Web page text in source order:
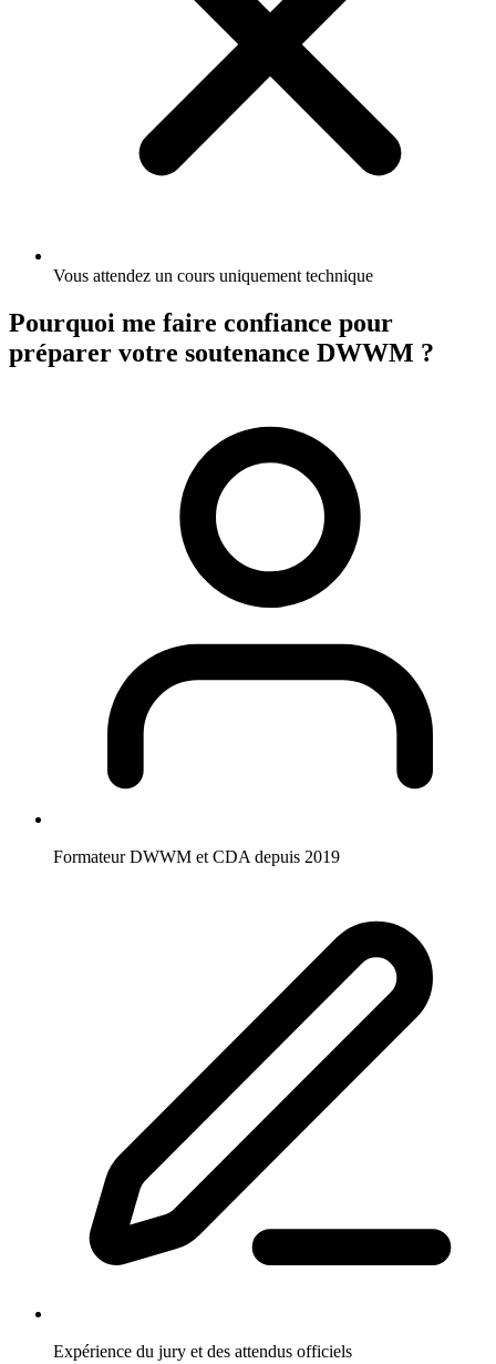
Vous attendez un cours uniquement technique
Pourquoi me faire confiance pour
préparer votre soutenance DWWM ?
Formateur DWWM et CDA depuis 2019
Expérience du jury et des attendus officiels